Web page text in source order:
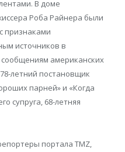
В доме
Роба Райнера были
признаками
источников в
американских
летний постановщик
парней» и «Когда
супруга, 68-летняя
портала TMZ,